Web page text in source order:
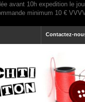
Contactez-